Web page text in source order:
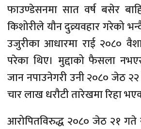
फाउण्डेसनमा सात वर्ष बसेर
किशोरीले यौन दुव्र्यवहार गरेको
उजुरीका आधारमा राई २०८०
परेका थिए। मुद्दाको फैसला
जान नपाउनेगरी उनी २०८० जेठ २२
चार लाख धरौटी तारेखमा रिहा
आरोपितविरुद्ध २०८० जेठ २१